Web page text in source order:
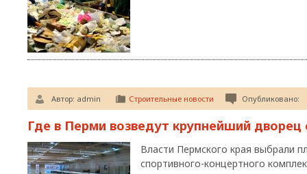
Автор: admin Строительные новости Опубликовано:
Где в Перми возведут крупнейший дворец
Власти Пермского края выбрали
спортивного-концертного